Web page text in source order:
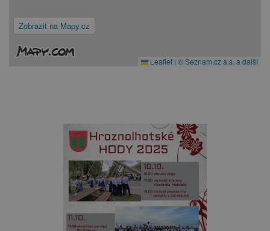
Zobrazit na Mapy.cz
Leaflet | © Seznam.cz a.s. a další